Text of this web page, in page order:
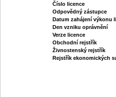
Číslo licence
Odpovědný zástupce
Datum zahájení výkonu
Den vzniku oprávnění
Verze licence
Obchodní rejstřík
Živnostenský rejstřík
Rejstřík ekonomických